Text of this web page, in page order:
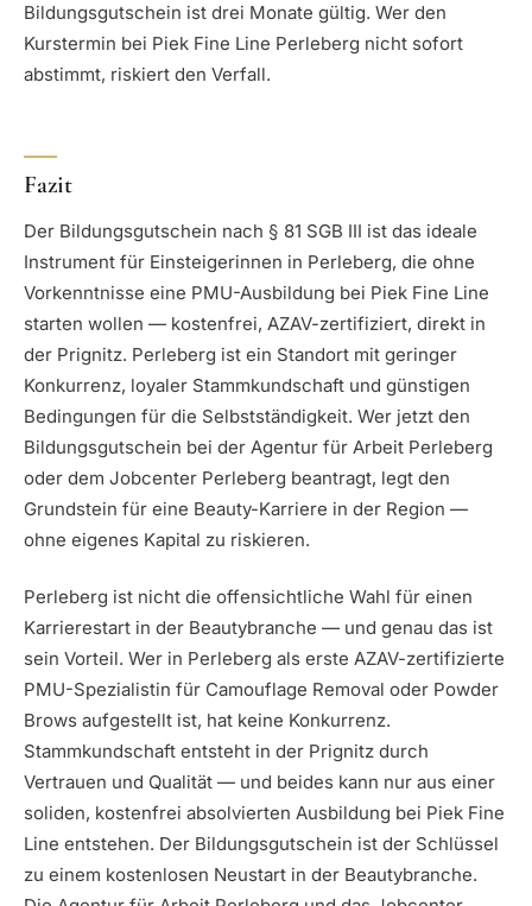
Bildungsgutschein ist drei Monate gültig. Wer den
Kurstermin bei Piek Fine Line Perleberg nicht sofort
abstimmt, riskiert den Verfall.
Fazit
Der Bildungsgutschein nach § 81 SGB III ist das ideale
Instrument für Einsteigerinnen in Perleberg, die ohne
Vorkenntnisse eine PMU-Ausbildung bei Piek Fine Line
starten wollen — kostenfrei, AZAV-zertifiziert, direkt in
der Prignitz. Perleberg ist ein Standort mit geringer
Konkurrenz, loyaler Stammkundschaft und günstigen
Bedingungen für die Selbstständigkeit. Wer jetzt den
Bildungsgutschein bei der Agentur für Arbeit Perleberg
oder dem Jobcenter Perleberg beantragt, legt den
Grundstein für eine Beauty-Karriere in der Region —
ohne eigenes Kapital zu riskieren.
Perleberg ist nicht die offensichtliche Wahl für einen
Karrierestart in der Beautybranche — und genau das ist
sein Vorteil. Wer in Perleberg als erste AZAV-zertifizierte
PMU-Spezialistin für Camouflage Removal oder Powder
Brows aufgestellt ist, hat keine Konkurrenz.
Stammkundschaft entsteht in der Prignitz durch
Vertrauen und Qualität — und beides kann nur aus einer
soliden, kostenfrei absolvierten Ausbildung bei Piek Fine
Line entstehen. Der Bildungsgutschein ist der Schlüssel
zu einem kostenlosen Neustart in der Beautybranche.